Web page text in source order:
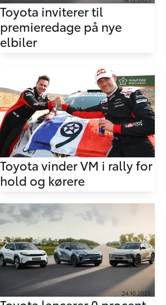
Toyota inviterer til
premieredage på nye
elbiler
Toyota vinder VM i rally for
hold og kørere
24.10.2025